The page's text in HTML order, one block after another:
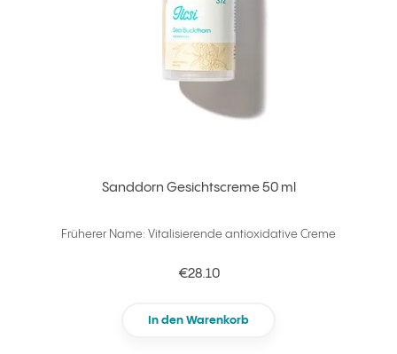
Sanddorn Gesichtscreme 50 ml
Früherer Name: Vitalisierende antioxidative Creme
€28.10
In den Warenkorb